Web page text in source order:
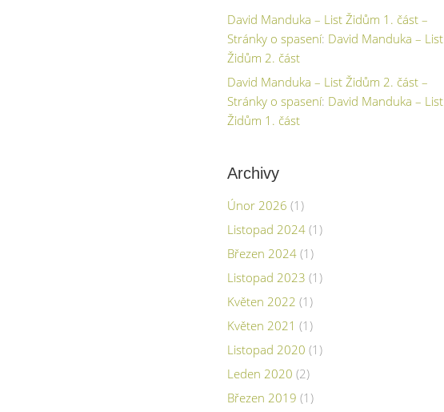
David Manduka – List Židům 1. část –
Stránky o spasení: David Manduka – List
Židům 2. část
David Manduka – List Židům 2. část –
Stránky o spasení: David Manduka – List
Židům 1. část
Archivy
Únor 2026 (1)
Listopad 2024 (1)
Březen 2024 (1)
Listopad 2023 (1)
Květen 2022 (1)
Květen 2021 (1)
Listopad 2020 (1)
Leden 2020 (2)
Březen 2019 (1)